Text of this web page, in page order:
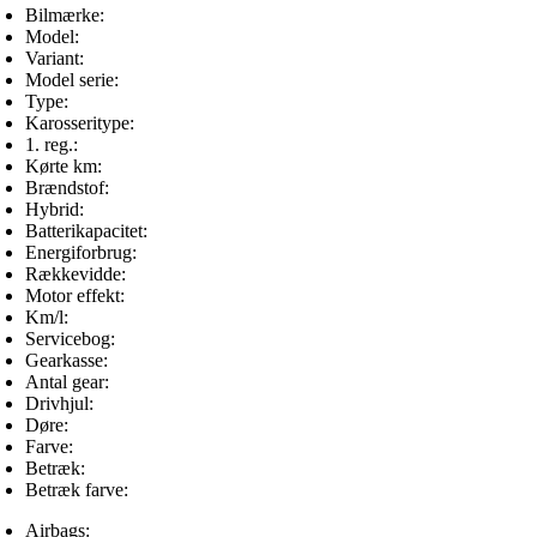
Bilmærke:
Model:
Variant:
Model serie:
Type:
Karosseritype:
1. reg.:
Kørte km:
Brændstof:
Hybrid:
Batterikapacitet:
Energiforbrug:
Rækkevidde:
Motor effekt:
Km/l:
Servicebog:
Gearkasse:
Antal gear:
Drivhjul:
Døre:
Farve:
Betræk:
Betræk farve:
Airbags: